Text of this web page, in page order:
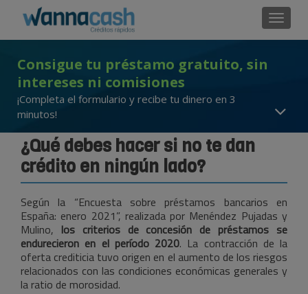
Consigue tu préstamo gratuito, sin
intereses ni comisiones
¡Completa el formulario y recibe tu dinero en 3
minutos!
¿Qué debes hacer si no te dan
crédito en ningún lado?
Según la “Encuesta sobre préstamos bancarios en
España: enero 2021”, realizada por Menéndez Pujadas y
Mulino, los criterios de concesión de préstamos se
endurecieron en el período 2020. La contracción de la
oferta crediticia tuvo origen en el aumento de los riesgos
relacionados con las condiciones económicas generales y
la ratio de morosidad.